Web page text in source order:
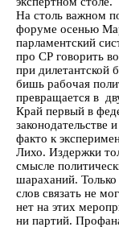
На столь важном
форуме осенью
парламентский
про СР говорить
при дилетантской
бишь рабочая
превращается в
Край первый в
факто к
Лихо. Издержки
смысле
шараханий.
слов связать не
нет на этих
ни партий.